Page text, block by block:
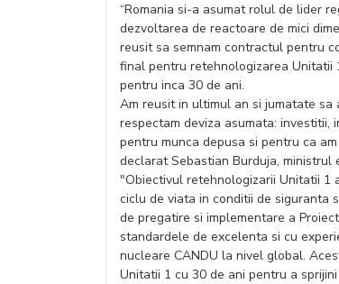
“Romania si-a asumat rolul de lider
dezvoltarea de reactoare de mici
reusit sa semnam contractul pentru
final pentru retehnologizarea Unitatii
pentru inca 30 de ani.
Am reusit in ultimul an si jumatate
respectam deviza asumata:
pentru munca depusa si pentru ca
declarat Sebastian Burduja, ministrul
"Obiectivul retehnologizarii Unitatii 1
ciclu de viata in conditii de siguranta
de pregatire si implementare a
standardele de excelenta si cu
nucleare CANDU la nivel global.
Unitatii 1 cu 30 de ani pentru a